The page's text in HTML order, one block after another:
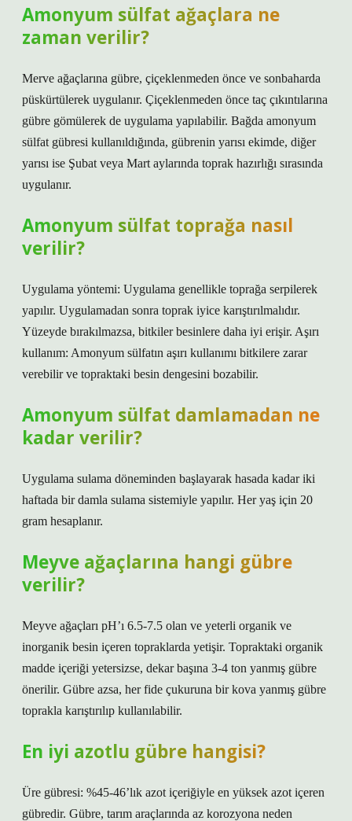
Amonyum sülfat ağaçlara ne
zaman verilir?
Merve ağaçlarına gübre, çiçeklenmeden önce ve sonbaharda
püskürtülerek uygulanır. Çiçeklenmeden önce taç çıkıntılarına
gübre gömülerek de uygulama yapılabilir. Bağda amonyum
sülfat gübresi kullanıldığında, gübrenin yarısı ekimde, diğer
yarısı ise Şubat veya Mart aylarında toprak hazırlığı sırasında
uygulanır.
Amonyum sülfat toprağa nasıl
verilir?
Uygulama yöntemi: Uygulama genellikle toprağa serpilerek
yapılır. Uygulamadan sonra toprak iyice karıştırılmalıdır.
Yüzeyde bırakılmazsa, bitkiler besinlere daha iyi erişir. Aşırı
kullanım: Amonyum sülfatın aşırı kullanımı bitkilere zarar
verebilir ve topraktaki besin dengesini bozabilir.
Amonyum sülfat damlamadan ne
kadar verilir?
Uygulama sulama döneminden başlayarak hasada kadar iki
haftada bir damla sulama sistemiyle yapılır. Her yaş için 20
gram hesaplanır.
Meyve ağaçlarına hangi gübre
verilir?
Meyve ağaçları pH’ı 6.5-7.5 olan ve yeterli organik ve
inorganik besin içeren topraklarda yetişir. Topraktaki organik
madde içeriği yetersizse, dekar başına 3-4 ton yanmış gübre
önerilir. Gübre azsa, her fide çukuruna bir kova yanmış gübre
toprakla karıştırılıp kullanılabilir.
En iyi azotlu gübre hangisi?
Üre gübresi: %45-46’lık azot içeriğiyle en yüksek azot içeren
gübredir. Gübre, tarım araçlarında az korozyona neden